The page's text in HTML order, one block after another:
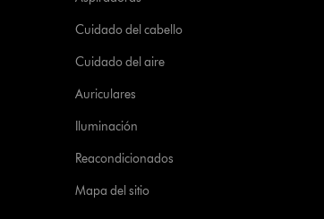
Cuidado del cabello
Cuidado del aire
Auriculares
Iluminación
Reacondicionados
Mapa del sitio